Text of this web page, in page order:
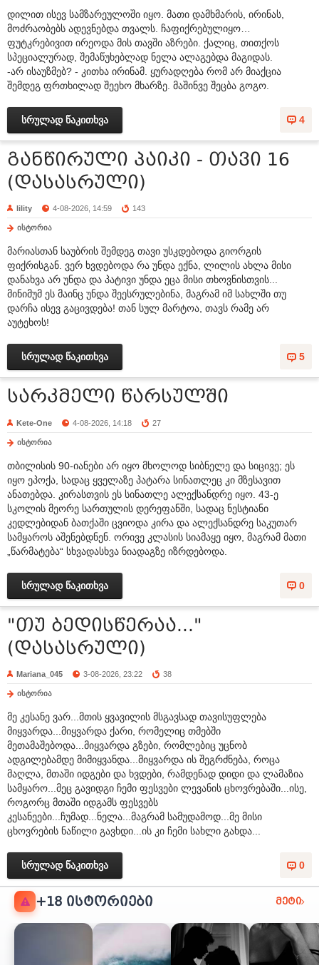
დილით ისევ სამზარეულოში იყო. მათი დამხმარის, ირინას,
მოძრაობებს ადევნებდა თვალს. ჩაფიქრებულიყო…
ფუტკრებივით ირეოდა მის თავში აზრები. ქალიც, თითქოს
სპეციალურად, შემაწუხებლად ნელა ალაგებდა მაგიდას.
-არ ისაუზმებ? - კითხა ირინამ. ყურადღება რომ არ მიაქცია
შემდეგ ფრთხილად შეეხო მხარზე. მაშინვე შეცბა გოგო.
4
სრულად წაკითხვა
განწირული პაიკი - თავი 16
(დასასრული)
lility 4-08-2026, 14:59 143
ისტორია
მარიასთან საუბრის შემდეგ თავი უსკდებოდა გიორგის
ფიქრისგან. ვერ ხვდებოდა რა უნდა ექნა, ლილის ახლა მისი
დანახვა არ უნდა და პატივი უნდა ეცა მისი თხოვნისთვის...
მინიმუმ ეს მაინც უნდა შეესრულებინა, მაგრამ იმ სახლში თუ
დარჩა ისევ გაცივდება! თან სულ მარტოა, თავს რამე არ
აუტეხოს!
5
სრულად წაკითხვა
სარკმელი წარსულში
Kete-One 4-08-2026, 14:18 27
ისტორია
თბილისის 90-იანები არ იყო მხოლოდ სიბნელე და სიცივე; ეს
იყო ეპოქა, სადაც ყველაზე პატარა სინათლეც კი მზესავით
ანათებდა. კირასთვის ეს სინათლე ალექსანდრე იყო. 43-ე
სკოლის მეორე სართულის დერეფანში, სადაც ნესტიანი
კედლებიდან ბათქაში ცვიოდა კირა და ალექსანდრე საკუთარ
სამყაროს აშენებდნენ. ორივე კლასის სიამაყე იყო, მაგრამ მათი
„წარმატება“ სხვადასხვა ნიადაგზე იზრდებოდა.
0
სრულად წაკითხვა
"თუ ბედისწერაა..."
(დასასრული)
Mariana_045 3-08-2026, 23:22 38
ისტორია
მე კესანე ვარ...მთის ყვავილის მსგავსად თავისუფლება
მიყვარდა...მიყვარდა ქარი, რომელიც თმებში
მეთამაშებოდა...მიყვარდა გზები, რომლებიც უცნობ
ადგილებამდე მიმიყვანდა...მიყვარდა ის შეგრძნება, როცა
მაღლა, მთაში იდგები და ხვდები, რამდენად დიდი და ლამაზია
სამყარო...მეც გავიდგი ჩემი ფესვები ლევანის ცხოვრებაში...ისე,
როგორც მთაში იდგამს ფესვებს
კესანეები...ჩუმად...ნელა...მაგრამ სამუდამოდ...მე მისი
ცხოვრების ნაწილი გავხდი...ის კი ჩემი სახლი გახდა...
0
სრულად წაკითხვა
+18 ᲘᲡᲢᲝᲠᲘᲔᲑᲘ მეტი